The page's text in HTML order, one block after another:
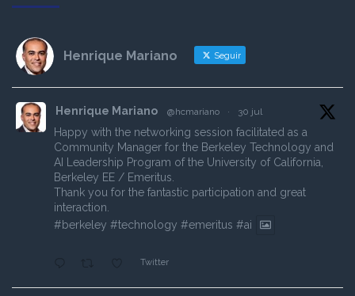
Henrique Mariano Seguir
Henrique Mariano @hcmariano · 30 jul
Happy with the networking session facilitated as a
Community Manager for the Berkeley Technology and
AI Leadership Program of the University of California,
Berkeley EE / Emeritus.
Thank you for the fantastic participation and great
interaction.
#berkeley #technology #emeritus #ai
Twitter